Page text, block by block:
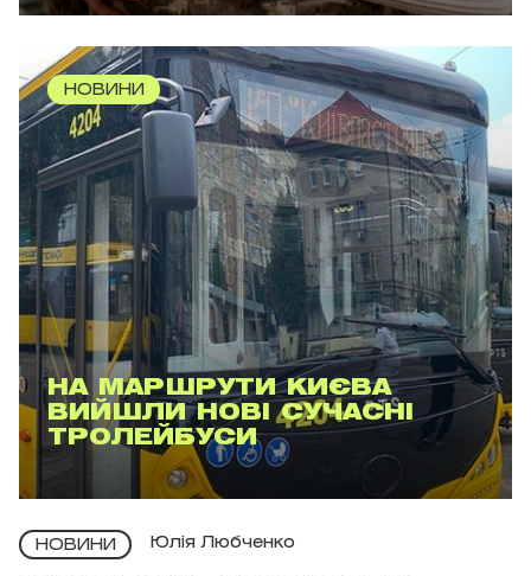
НОВИНИ
НА МАРШРУТИ КИЄВА
ВИЙШЛИ НОВІ СУЧАСНІ
ТРОЛЕЙБУСИ
НОВИНИ Юлія Любченко